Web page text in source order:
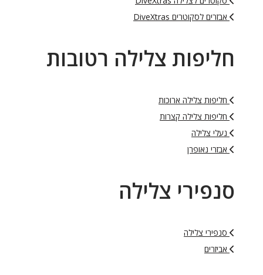
אבזרים לסקוטרים DiveXtras
חליפות צלילה רטובות
חליפות צלילה ארוכות
חליפות צלילה קצרות
נעלי צלילה
אבזרי נאופרן
סנפירי צלילה
סנפירי צלילה
אביזרים